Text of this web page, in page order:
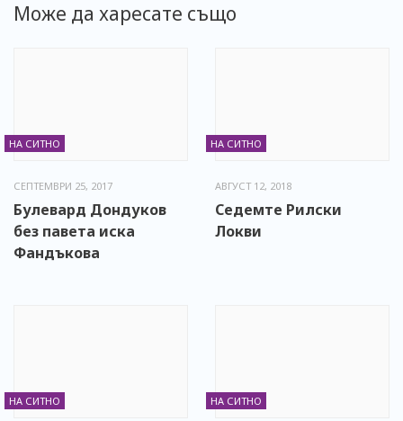
Може да харесате също
НА СИТНО
СЕПТЕМВРИ 25, 2017
Булевард Дондуков
без павета иска
Фандъкова
НА СИТНО
АВГУСТ 12, 2018
Седемте Рилски
Локви
НА СИТНО НА СИТНО